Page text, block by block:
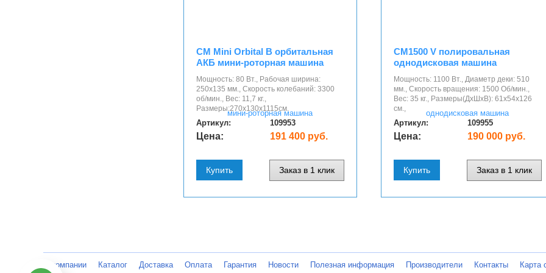
CM Mini Orbital B орбитальная
АКБ мини-роторная машина
Мощность: 80 Вт., Рабочая ширина:
250х135 мм., Скорость колебаний: 3300
об/мин., Вес: 11,7 кг.,
Размеры:270x130x1115cм.
Артикул: 109953
Цена: 191 400 руб.
Купить Заказ в 1 клик
CM1500 V полировальная
однодисковая машина
Мощность: 1100 Вт., Диаметр деки: 510
мм., Скорость вращения: 1500 Об/мин.,
Вес: 35 кг., Размеры(ДхШхВ): 61х54х126
см.,
Артикул: 109955
Цена: 190 000 руб.
Купить Заказ в 1 клик
О компании Каталог Доставка Оплата Гарантия Новости Полезная информация Производители Контакты Карта